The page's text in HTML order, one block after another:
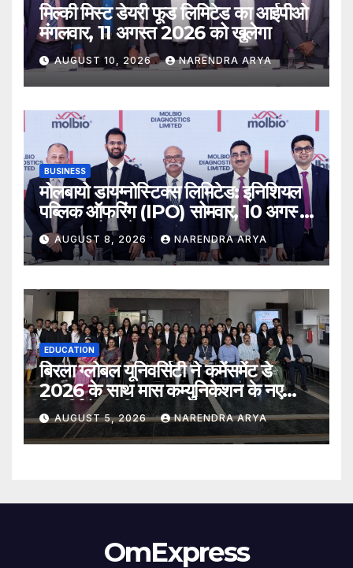
मिल्की मिस्ट डेयरी फूड लिमिटेड का आईपीओ
मंगलवार, 11 अगस्त 2026 को खुलेगा
AUGUST 10, 2026 NARENDRA ARYA
BUSINESS
मोलबायो डायग्नोस्टिक्स लिमिटेड: इनिशियल
पब्लिक ऑफरिंग (IPO) सोमवार, 10 अगस्त,
2026 को खुलेगा
AUGUST 8, 2026 NARENDRA ARYA
EDUCATION
बिरला ग्लोबल यूनिवर्सिटी ने कमेंसमेंट डे
2026 के साथ मास कम्युनिकेशन के नए
विद्यार्थियों का किया स्वागत
AUGUST 5, 2026 NARENDRA ARYA
OmExpress